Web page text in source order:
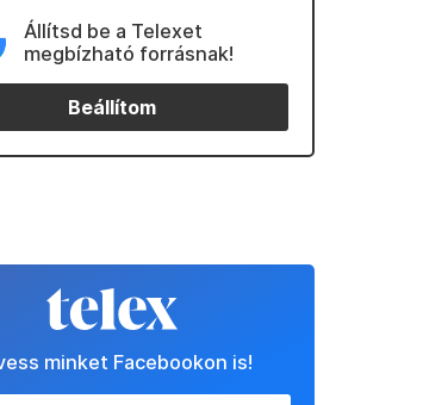
Állítsd be a Telexet
megbízható forrásnak!
Beállítom
minket Facebookon is!